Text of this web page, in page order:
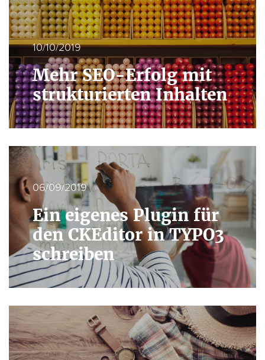
10/10/2019
Mehr SEO-Erfolg mit
strukturierten Inhalten
06/09/2019
Ein eigenes Plugin für
den CKEditor in TYPO3
schreiben